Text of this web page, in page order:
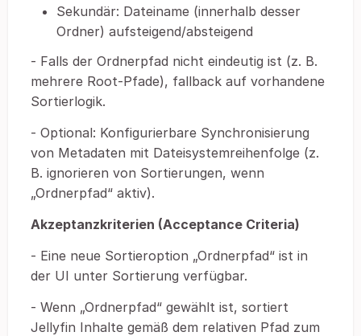
Sekundär: Dateiname (innerhalb desser
Ordner) aufsteigend/absteigend
- Falls der Ordnerpfad nicht eindeutig ist (z. B.
mehrere Root-Pfade), fallback auf vorhandene
Sortierlogik.
- Optional: Konfigurierbare Synchronisierung
von Metadaten mit Dateisystemreihenfolge (z.
B. ignorieren von Sortierungen, wenn
„Ordnerpfad“ aktiv).
Akzeptanzkriterien (Acceptance Criteria)
- Eine neue Sortieroption „Ordnerpfad“ ist in
der UI unter Sortierung verfügbar.
- Wenn „Ordnerpfad“ gewählt ist, sortiert
Jellyfin Inhalte gemäß dem relativen Pfad zum